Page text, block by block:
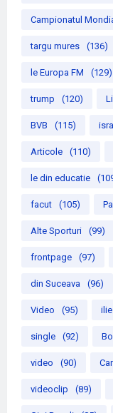
Campionatul
targu mures (136)
le Europa FM (129)
trump (120)
BVB (115)
Articole (110)
le din educatie
facut (105)
Alte Sporturi (99)
frontpage (97)
din Suceava (96)
Video (95)
single (92)
video (90)
videoclip (89)